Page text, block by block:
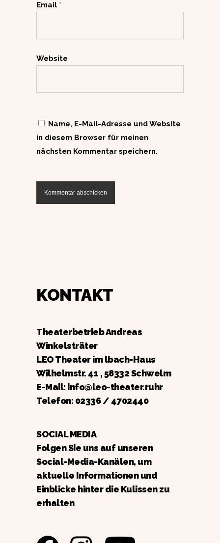
Email *
Website
Name, E-Mail-Adresse und Website
in diesem Browser für meinen
nächsten Kommentar speichern.
KONTAKT
Theaterbetrieb Andreas
Winkelsträter
LEO Theater im lbach-Haus
Wilhelmstr. 41 , 58332 Schwelm
E-Mail: info@leo-theater.ruhr
Telefon: 02336 / 4702440
SOCIAL MEDIA
Folgen Sie uns auf unseren
Social-Media-Kanälen, um
aktuelle Informationen und
Einblicke hinter die Kulissen zu
erhalten